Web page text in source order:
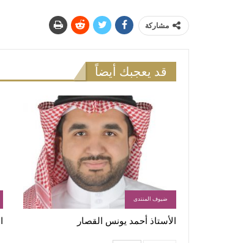
مشاركة
قد يعجبك أيضاً
ضيوف المنتدى
الأستاذ أحمد يونس القصار